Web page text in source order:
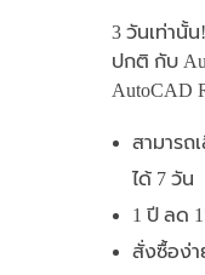
3 วันเท่านั้
ปกติ กับ
AutoCAD
สามารถ
ได้ 7 วัน
1 ปี ลด
สั่งซื้อง่า